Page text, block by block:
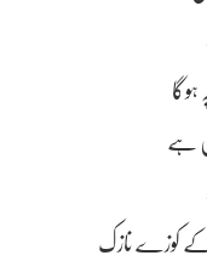
ہوگا
ہے
کوزے نازک